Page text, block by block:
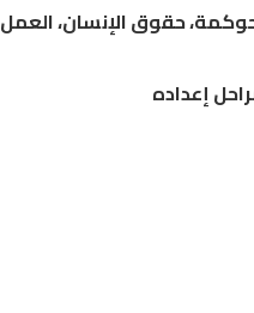
حقوق الإنسان، العمل
إعداده